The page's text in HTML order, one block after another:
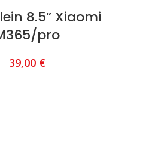
8.5” Xiaomi
pro
39,00 €